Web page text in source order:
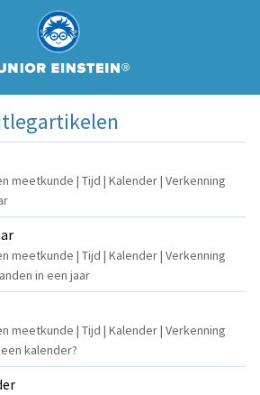
meetkunde | Tijd | Kalender | Verkenning
meetkunde | Tijd | Kalender | Verkenning
in een jaar
meetkunde | Tijd | Kalender | Verkenning
kalender?